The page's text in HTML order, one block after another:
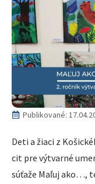
Publikované:
Deti a žiaci z
cit pre výtvarné
súťaže Maľuj ako…,